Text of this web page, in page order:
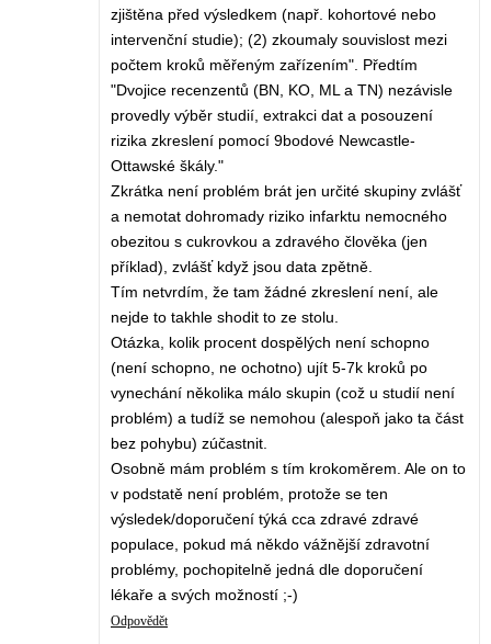
zjištěna před výsledkem (např. kohortové nebo
intervenční studie); (2) zkoumaly souvislost mezi
počtem kroků měřeným zařízením". Předtím
"Dvojice recenzentů (BN, KO, ML a TN) nezávisle
provedly výběr studií, extrakci dat a posouzení
rizika zkreslení pomocí 9bodové Newcastle-
Ottawské škály."
Zkrátka není problém brát jen určité skupiny zvlášť
a nemotat dohromady riziko infarktu nemocného
obezitou s cukrovkou a zdravého člověka (jen
příklad), zvlášť když jsou data zpětně.
Tím netvrdím, že tam žádné zkreslení není, ale
nejde to takhle shodit to ze stolu.
Otázka, kolik procent dospělých není schopno
(není schopno, ne ochotno) ujít 5-7k kroků po
vynechání několika málo skupin (což u studií není
problém) a tudíž se nemohou (alespoň jako ta část
bez pohybu) zúčastnit.
Osobně mám problém s tím krokoměrem. Ale on to
v podstatě není problém, protože se ten
výsledek/doporučení týká cca zdravé zdravé
populace, pokud má někdo vážnější zdravotní
problémy, pochopitelně jedná dle doporučení
lékaře a svých možností ;-)
Odpovědět